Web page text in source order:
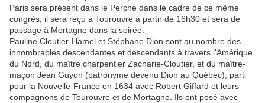
Paris sera présent dans le Perche dans le cadre de ce même
congrès, il sera reçu à Tourouvre à partir de 16h30 et sera de
passage à Mortagne dans la soirée.
Pauline Cloutier-Hamel et Stéphane Dion sont au nombre des
innombrables descendantes et descendants à travers l'Amérique
du Nord, du maître charpentier Zacharie-Cloutier, et du maître-
maçon Jean Guyon (patronyme devenu Dion au Québec), parti
pour la Nouvelle-France en 1634 avec Robert Giffard et leurs
compagnons de Tourouvre et de Mortagne. Ils ont posé avec